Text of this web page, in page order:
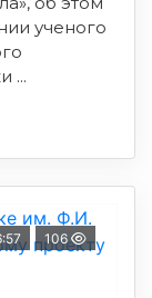
ученого
...
106